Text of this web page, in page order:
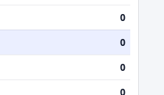
0
0
0
0